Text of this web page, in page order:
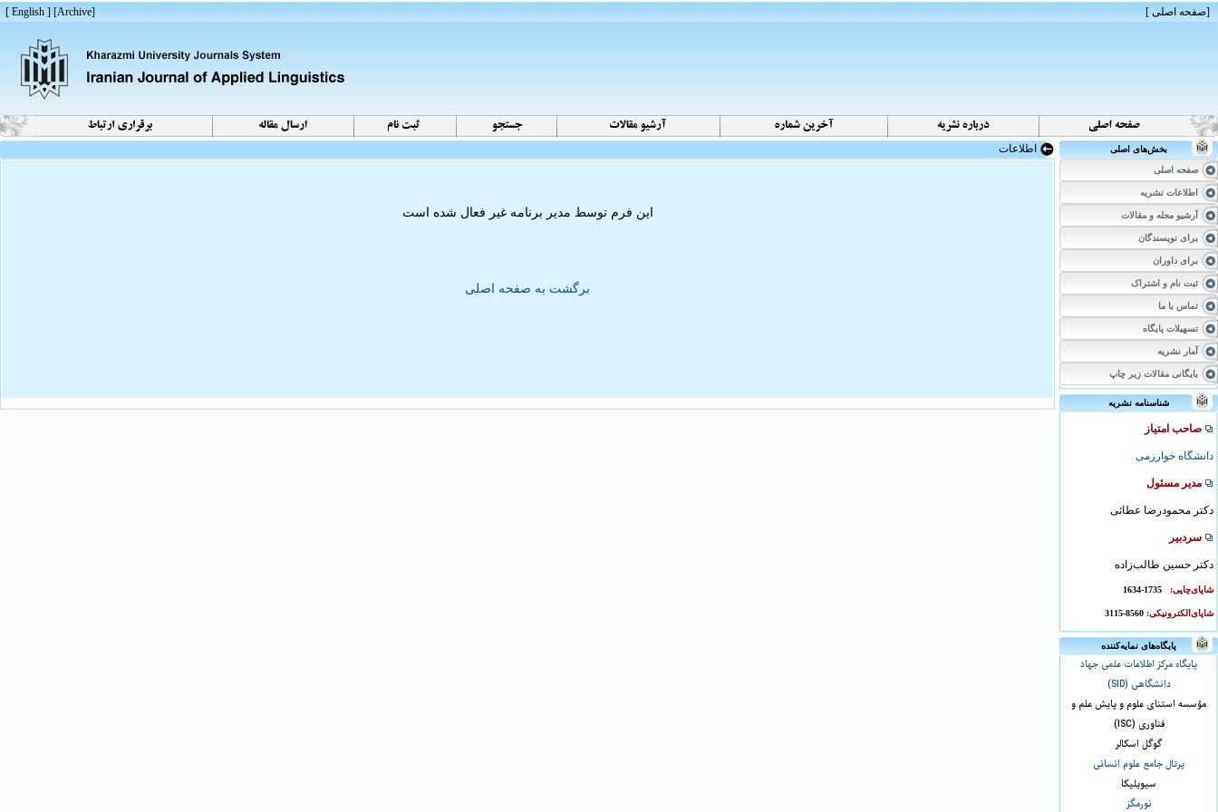
[صفحه اصلی ]
[
Archive
]
[ English ]
بخش‌های اصلی
صفحه اصلی
اطلاعات نشریه
آرشیو مجله و مقالات
برای نویسندگان
برای داوران
ثبت نام و اشتراک
تماس با ما
تسهیلات پایگاه
آمار نشریه
بایگانی مقالات زیر چاپ
شناسنامه نشریه
صاحب امتیاز
دانشگاه خوارزمی
مدیر مسئول
دکتر محمودرضا عطائی
سردبیر
دکتر حسین طالب‌زاده
شاپای‌چاپی:
شاپای‌الکترونیکی: 8560-3115
پایگاه‌های نمایه‌کننده
پایگاه مرکز اطلاعات علمی جهاد
دانشگاهی (SID)
مؤسسه استنای علوم و پایش علم و
فناوری (ISC)
گوگل اسکالر
پرتال جامع علوم انسانی
سیویلیکا
نورمگز
اطلاعات
این فرم توسط مدیر برنامه غیر فعال شده است
برگشت به صفحه اصلی